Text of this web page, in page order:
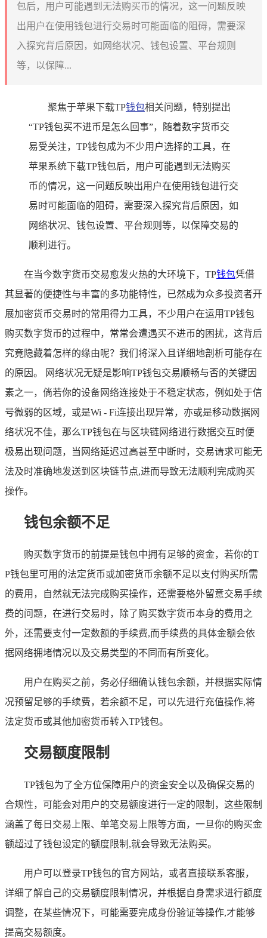
包后，用户可能遇到无法购买币的情况，这一问题反映
出用户在使用钱包进行交易时可能面临的阻碍，需要深
入探究背后原因，如网络状况、钱包设置、平台规则
等，以保障...
聚焦于苹果下载TP钱包相关问题，特别提出
“TP钱包买不进币是怎么回事”，随着数字货币交
易受关注，TP钱包成为不少用户选择的工具，在
苹果系统下载TP钱包后，用户可能遇到无法购买
币的情况，这一问题反映出用户在使用钱包进行交
易时可能面临的阻碍，需要深入探究背后原因，如
网络状况、钱包设置、平台规则等，以保障交易的
顺利进行。
在当今数字货币交易愈发火热的大环境下，TP钱包凭借
其显著的便捷性与丰富的多功能特性，已然成为众多投资者开
展加密货币交易时的常用得力工具，不少用户在运用TP钱包
购买数字货币的过程中，常常会遭遇买不进币的困扰，这背后
究竟隐藏着怎样的缘由呢？我们将深入且详细地剖析可能存在
的原因。 网络状况无疑是影响TP钱包交易顺畅与否的关键因
素之一，倘若你的设备网络连接处于不稳定状态，例如处于信
号微弱的区域，或是Wi - Fi连接出现异常，亦或是移动数据网
络状况不佳，那么TP钱包在与区块链网络进行数据交互时便
极易出现问题，当网络延迟过高甚至中断时，交易请求可能无
法及时准确地发送到区块链节点,进而导致无法顺利完成购买
操作。
钱包余额不足
购买数字货币的前提是钱包中拥有足够的资金，若你的T
P钱包里可用的法定货币或加密货币余额不足以支付购买所需
的费用，自然就无法完成购买操作，还需要格外留意交易手续
费的问题，在进行交易时，除了购买数字货币本身的费用之
外，还需要支付一定数额的手续费,而手续费的具体金额会依
据网络拥堵情况以及交易类型的不同而有所变化。
用户在购买之前，务必仔细确认钱包余额，并根据实际情
况预留足够的手续费，若余额不足，可以先进行充值操作,将
法定货币或其他加密货币转入TP钱包。
交易额度限制
TP钱包为了全方位保障用户的资金安全以及确保交易的
合规性，可能会对用户的交易额度进行一定的限制，这些限制
涵盖了每日交易上限、单笔交易上限等方面，一旦你的购买金
额超过了钱包设定的额度限制,就会导致无法购买。
用户可以登录TP钱包的官方网站，或者直接联系客服，
详细了解自己的交易额度限制情况，并根据自身需求进行额度
调整，在某些情况下，可能需要完成身份验证等操作,才能够
提高交易额度。